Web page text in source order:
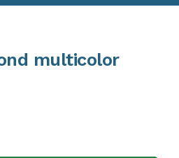
multicolor